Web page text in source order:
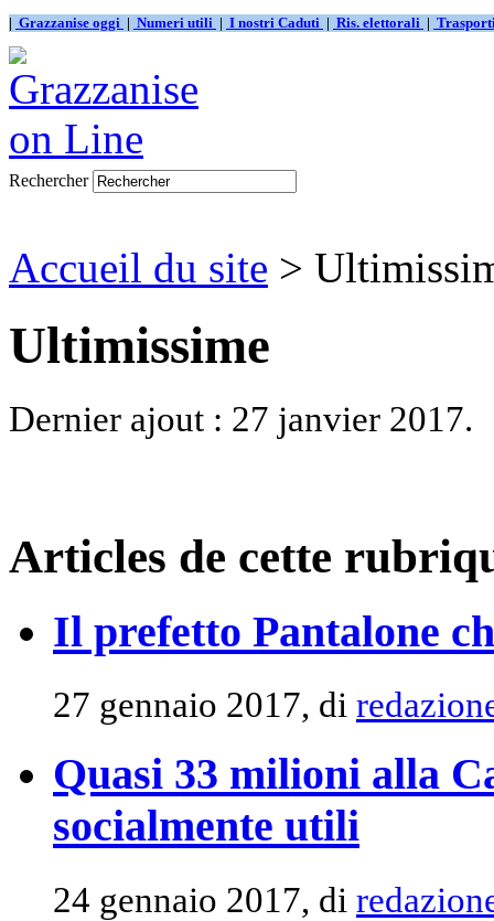
| Grazzanise oggi | Numeri utili | I nostri Caduti | Ris. elettorali |
Rechercher
Accueil du site >
Ultimissime
Dernier ajout : 27 janvier 2017.
Articles de cette
Il prefetto Pantalone
27 gennaio 2017, di
Quasi 33 milioni alla
socialmente utili
24 gennaio 2017, di